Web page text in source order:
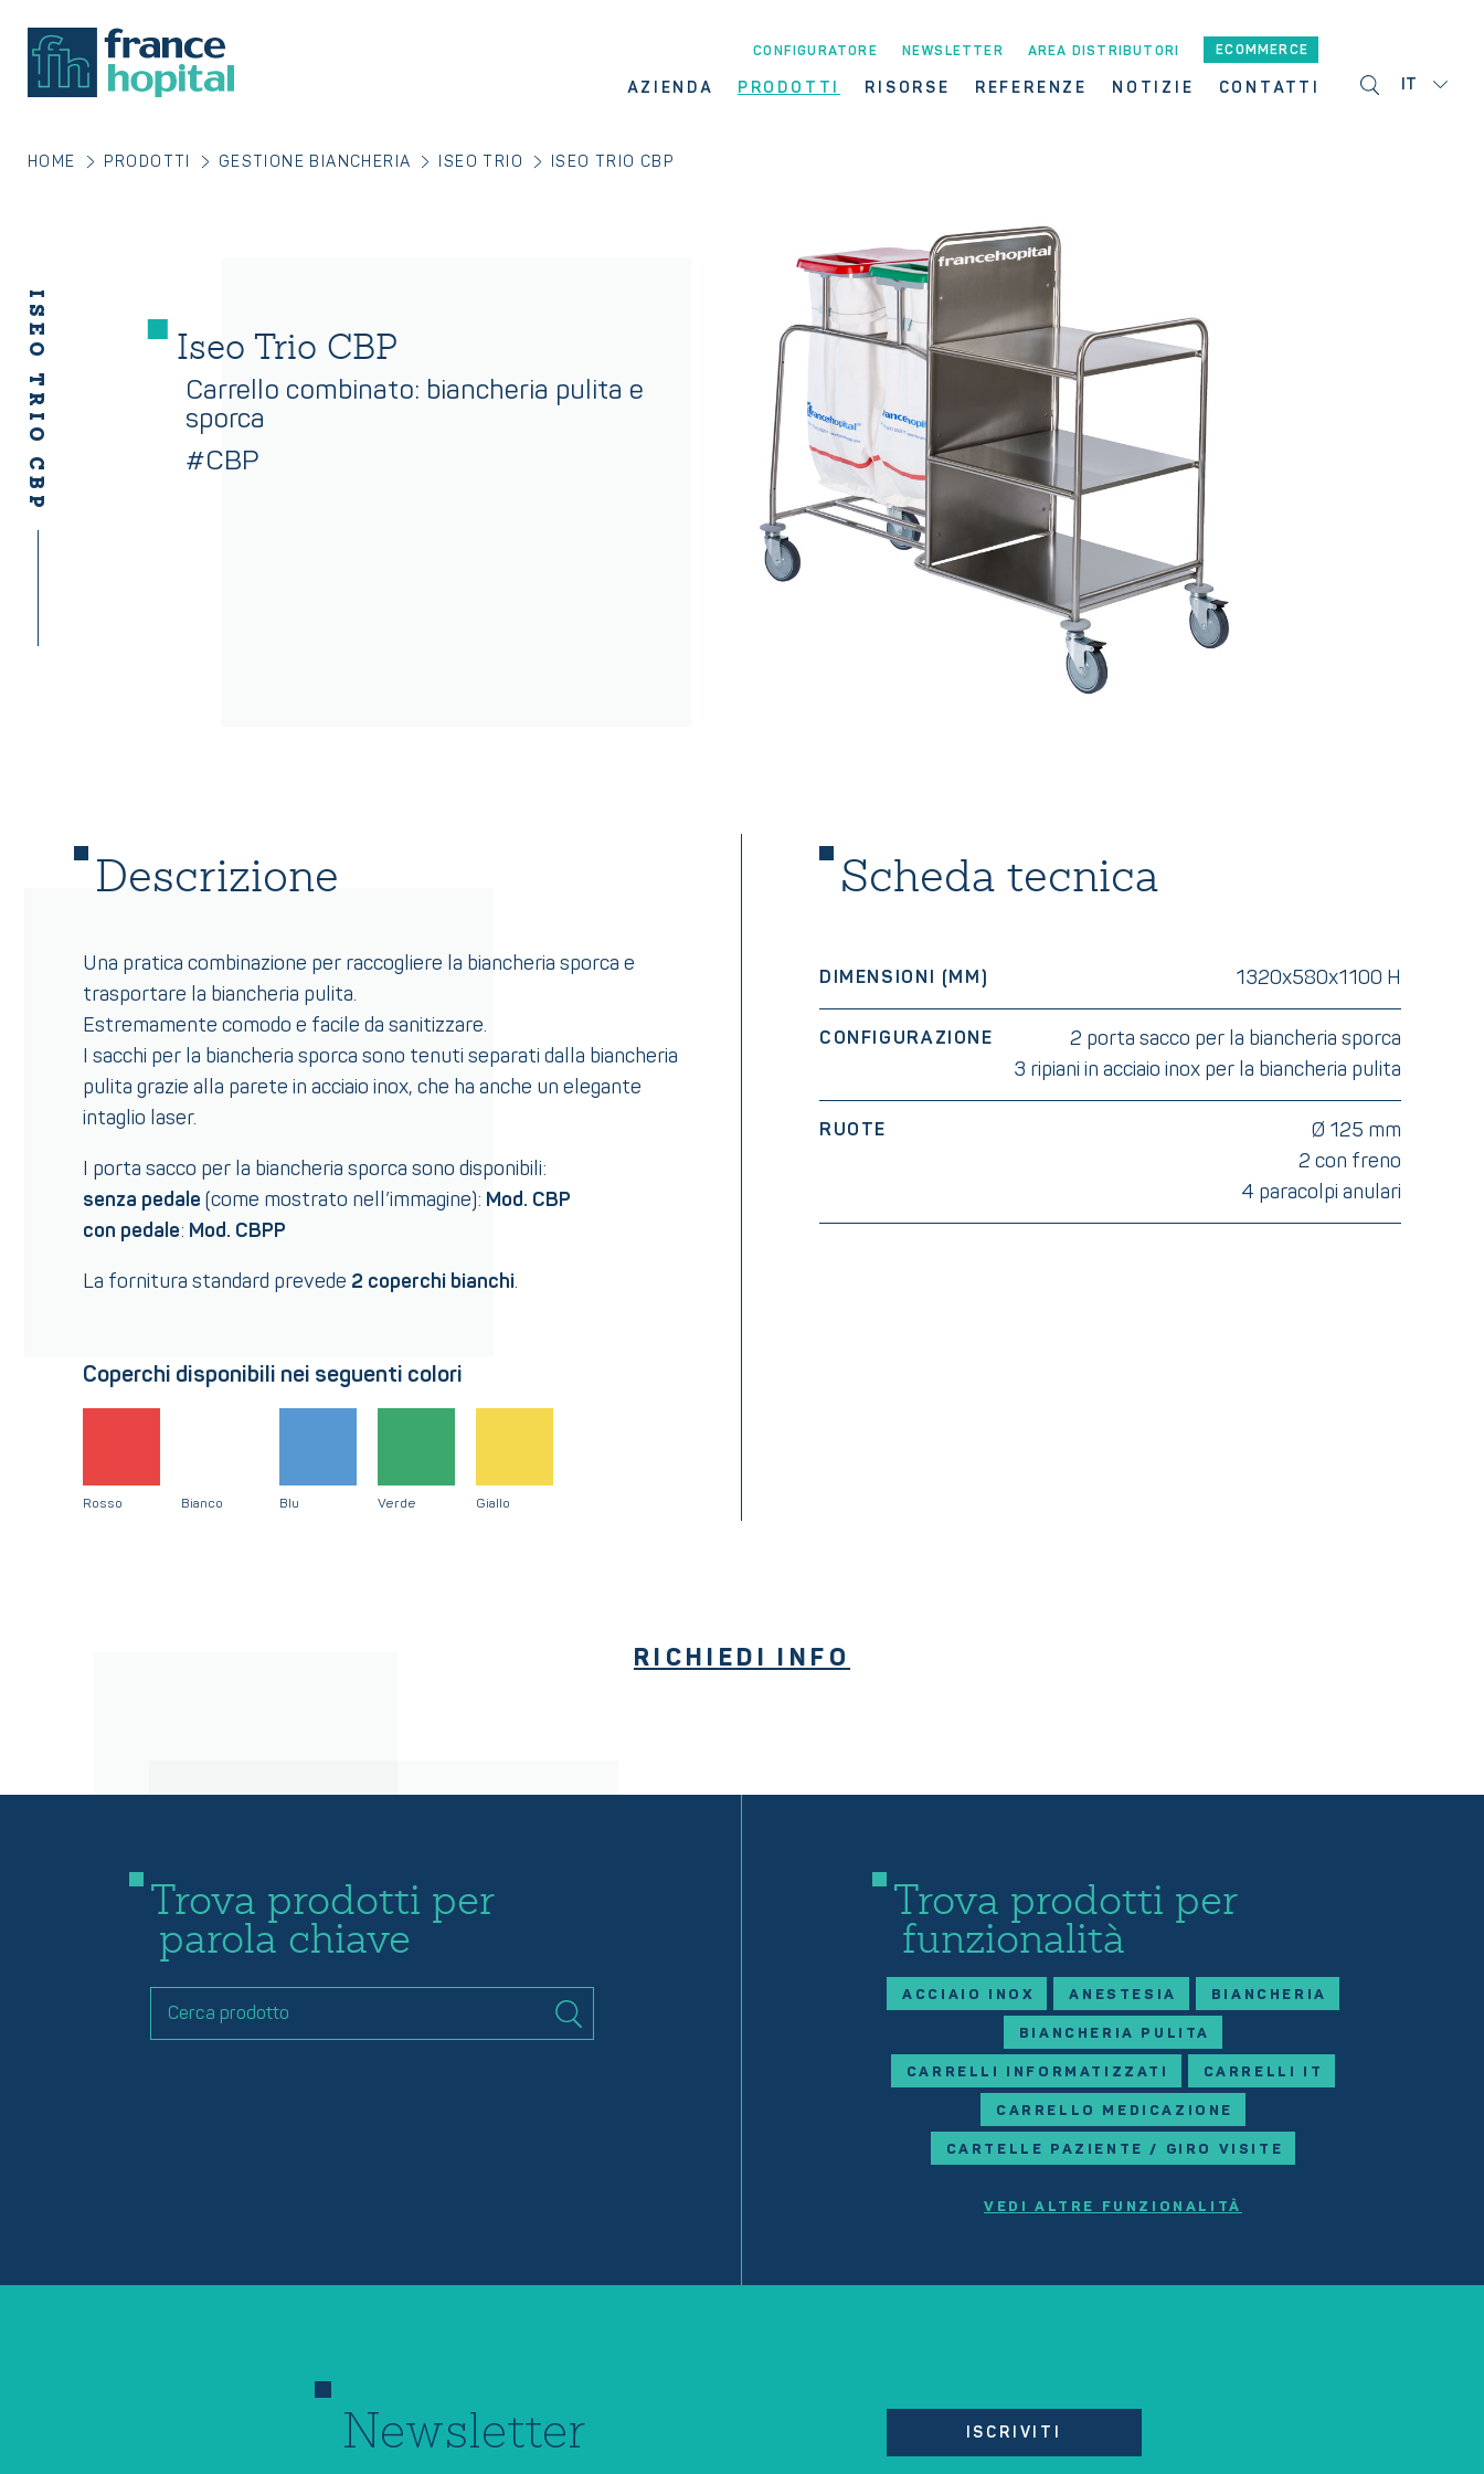
AZIENDA PRODOTTI RISORSE REFERENZE NOTIZIE CONTATTI
ECOMMERCE
CONFIGURATORE NEWSLETTER AREA DISTRIBUTORI
IT
ISEO TRIO CBP
HOME PRODOTTI GESTIONE BIANCHERIA ISEO TRIO ISEO TRIO CBP
Iseo Trio CBP
Carrello combinato: biancheria pulita e
sporca
#CBP
Descrizione
Una pratica combinazione per raccogliere la biancheria sporca e
trasportare la biancheria pulita.
Estremamente comodo e facile da sanitizzare.
I sacchi per la biancheria sporca sono tenuti separati dalla biancheria
pulita grazie alla parete in acciaio inox, che ha anche un elegante
intaglio laser.
I porta sacco per la biancheria sporca sono disponibili:
senza pedale (come mostrato nell’immagine): Mod. CBP
con pedale: Mod. CBPP
La fornitura standard prevede 2 coperchi bianchi.
Coperchi disponibili nei seguenti colori
Rosso Bianco Blu Verde Giallo
Scheda tecnica
DIMENSIONI (MM) 1320x580x1100 H
CONFIGURAZIONE
2 porta sacco per la biancheria sporca
3 ripiani in acciaio inox per la biancheria pulita
RUOTE
Ø 125 mm
2 con freno
4 paracolpi anulari
RICHIEDI INFO
Trova prodotti per
parola chiave
Trova prodotti per
funzionalità
ACCIAIO INOX ANESTESIA BIANCHERIA
BIANCHERIA PULITA
CARRELLI INFORMATIZZATI CARRELLI IT
CARRELLO MEDICAZIONE
CARTELLE PAZIENTE / GIRO VISITE
VEDI ALTRE FUNZIONALITÀ
Newsletter ISCRIVITI